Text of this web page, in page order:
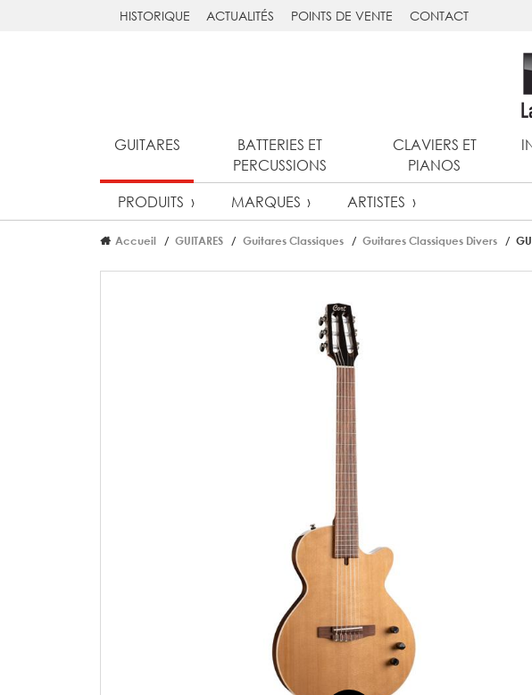
HISTORIQUE ACTUALITÉS POINTS DE VENTE CONTACT
GUITARES
BATTERIES ET
PERCUSSIONS
CLAVIERS ET
PIANOS
PRODUITS MARQUES ARTISTES
Accueil GUITARES Guitares Classiques Guitares Classiques Divers